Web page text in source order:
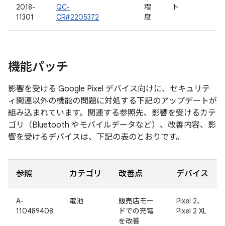
2018-
11301
QC-
CR#2205372
程
度
ト
機能パッチ
影響を受ける Google Pixel デバイス向けに、セキュリテ
ィ関連以外の機能の問題に対処する下記のアップデートが
組み込まれています。関連する参照先、影響を受けるカテ
ゴリ（Bluetooth やモバイルデータなど）、改善内容、影
響を受けるデバイスは、下記の表のとおりです。
参照 カテゴリ 改善点 デバイス
A-
110489408
電池
販売店モー
ドでの充電
を改善
Pixel 2、
Pixel 2 XL